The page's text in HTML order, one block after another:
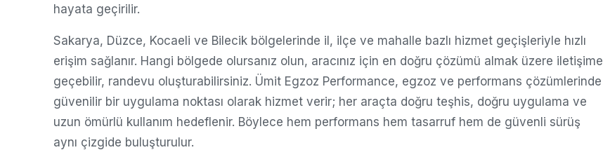
hayata geçirilir.
Sakarya, Düzce, Kocaeli ve Bilecik bölgelerinde il, ilçe ve mahalle bazlı hizmet geçişleriyle hızlı
erişim sağlanır. Hangi bölgede olursanız olun, aracınız için en doğru çözümü almak üzere iletişime
geçebilir, randevu oluşturabilirsiniz. Ümit Egzoz Performance, egzoz ve performans çözümlerinde
güvenilir bir uygulama noktası olarak hizmet verir; her araçta doğru teşhis, doğru uygulama ve
uzun ömürlü kullanım hedeflenir. Böylece hem performans hem tasarruf hem de güvenli sürüş
aynı çizgide buluşturulur.